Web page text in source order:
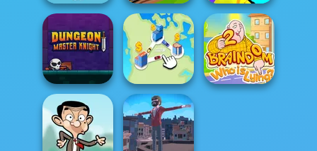
Rise Up
Tanks 2D: Tank
Wars
Funny Blade &
Magic
Dungeon Master
Knight
State Connect